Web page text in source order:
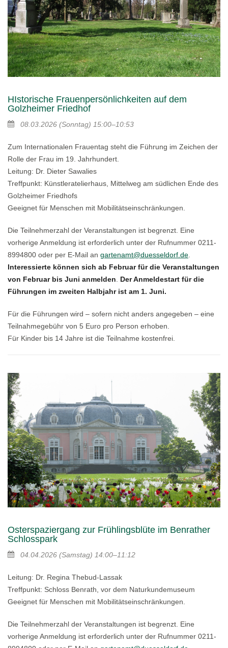
HIstorische Frauenpersönlichkeiten auf dem
Golzheimer Friedhof
08.03.2026 (Sonntag) 15:00–10:53
Zum Internationalen Frauentag steht die Führung im Zeichen der
Rolle der Frau im 19. Jahrhundert.
Leitung: Dr. Dieter Sawalies
Treffpunkt: Künstleratelierhaus, Mittelweg am südlichen Ende des
Golzheimer Friedhofs
Geeignet für Menschen mit Mobilitätseinschränkungen.
Die Teilnehmerzahl der Veranstaltungen ist begrenzt. Eine
vorherige Anmeldung ist erforderlich unter der Rufnummer 0211-
8994800 oder per E-Mail an gartenamt@duesseldorf.de
Interessierte können sich ab Februar für die Veranstaltungen
von Februar bis Juni anmelden
Der Anmeldestart für die
Führungen im zweiten Halbjahr ist am 1. Juni.
Für die Führungen wird – sofern nicht anders angegeben – eine
Teilnahmegebühr von 5 Euro pro Person erhoben.
Für Kinder bis 14 Jahre ist die Teilnahme kostenfrei.
Osterspaziergang zur Frühlingsblüte im Benrather
Schlosspark
04.04.2026 (Samstag) 14:00–11:12
Leitung: Dr. Regina Thebud-Lassak
Treffpunkt: Schloss Benrath, vor dem Naturkundemuseum
Geeignet für Menschen mit Mobilitätseinschränkungen.
Die Teilnehmerzahl der Veranstaltungen ist begrenzt. Eine
vorherige Anmeldung ist erforderlich unter der Rufnummer 0211-